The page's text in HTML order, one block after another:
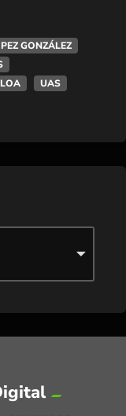
GONZÁLEZ
UAS